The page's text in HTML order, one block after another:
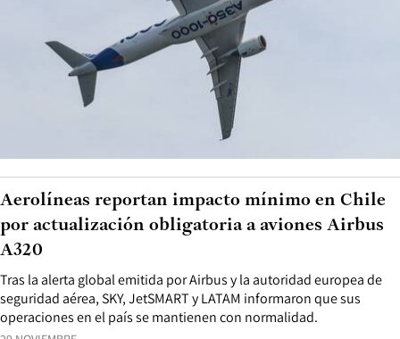
Tras la alerta global emitida por Airbus y la autoridad europea de
seguridad aérea, SKY, JetSMART y LATAM informaron que sus
operaciones en el país se mantienen con normalidad.
Aerolíneas reportan impacto mínimo en Chile
por actualización obligatoria a aviones Airbus
A320